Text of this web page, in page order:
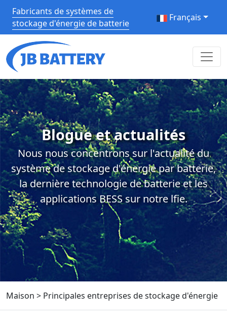
Fabricants de systèmes de
stockage d'énergie de batterie
Français
Blogue et actualités
Nous nous concentrons sur l'actualité du
système de stockage d'énergie par batterie,
la dernière technologie de batterie et les
applications BESS sur notre lfie.
Maison > Principales entreprises de stockage d'énergie